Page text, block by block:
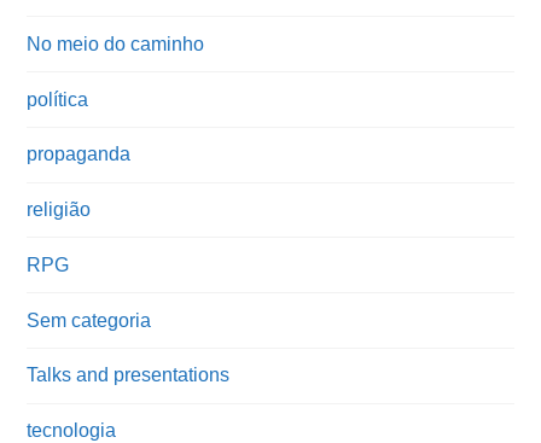
No meio do caminho
política
propaganda
religião
RPG
Sem categoria
Talks and presentations
tecnologia